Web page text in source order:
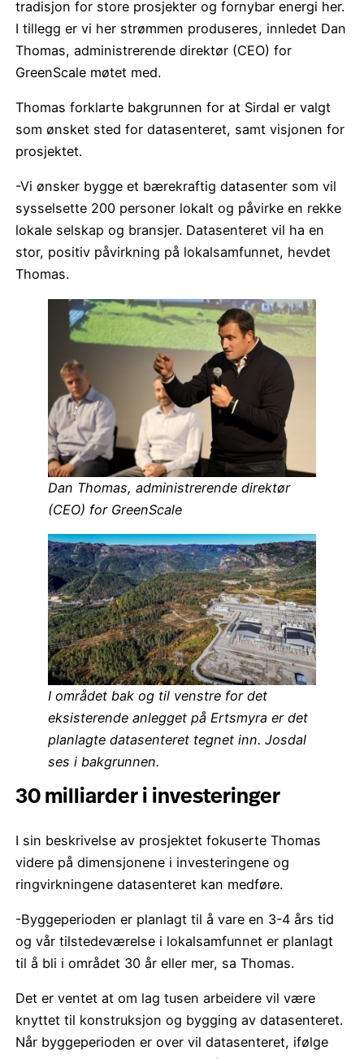
tradisjon for store prosjekter og fornybar energi her.
I tillegg er vi her strømmen produseres, innledet Dan
Thomas, administrerende direktør (CEO) for
GreenScale møtet med.
Thomas forklarte bakgrunnen for at Sirdal er valgt
som ønsket sted for datasenteret, samt visjonen for
prosjektet.
-Vi ønsker bygge et bærekraftig datasenter som vil
sysselsette 200 personer lokalt og påvirke en rekke
lokale selskap og bransjer. Datasenteret vil ha en
stor, positiv påvirkning på lokalsamfunnet, hevdet
Thomas.
Dan Thomas, administrerende direktør
(CEO) for GreenScale
I området bak og til venstre for det
eksisterende anlegget på Ertsmyra er det
planlagte datasenteret tegnet inn. Josdal
ses i bakgrunnen.
30 milliarder i investeringer
I sin beskrivelse av prosjektet fokuserte Thomas
videre på dimensjonene i investeringene og
ringvirkningene datasenteret kan medføre.
-Byggeperioden er planlagt til å vare en 3-4 års tid
og vår tilstedeværelse i lokalsamfunnet er planlagt
til å bli i området 30 år eller mer, sa Thomas.
Det er ventet at om lag tusen arbeidere vil være
knyttet til konstruksjon og bygging av datasenteret.
Når byggeperioden er over vil datasenteret, ifølge